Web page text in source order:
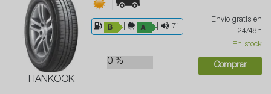
HANKOOK
|
71
0 %
Envío gratis en
24/48h
En stock
Comprar